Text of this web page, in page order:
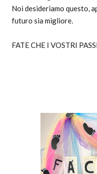
Noi desideriamo questo,
futuro sia migliore.
FATE CHE I VOSTRI